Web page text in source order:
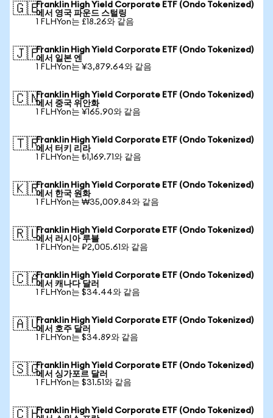
🇬🇧Franklin High Yield Corporate ETF (Ondo Tokenized)
에서 영국 파운드 스털링
1 FLHYon는 £18.26와 같음
🇯🇵Franklin High Yield Corporate ETF (Ondo Tokenized)
에서 일본 엔
1 FLHYon는 ¥3,879.64와 같음
🇨🇳Franklin High Yield Corporate ETF (Ondo Tokenized)
에서 중국 위안화
1 FLHYon는 ¥165.90와 같음
🇹🇷Franklin High Yield Corporate ETF (Ondo Tokenized)
에서 터키 리라
1 FLHYon는 ₺1,169.71와 같음
🇰🇷Franklin High Yield Corporate ETF (Ondo Tokenized)
에서 한국 원화
1 FLHYon는 ₩35,009.84와 같음
🇷🇺Franklin High Yield Corporate ETF (Ondo Tokenized)
에서 러시아 루블
1 FLHYon는 ₽2,005.61와 같음
🇨🇦Franklin High Yield Corporate ETF (Ondo Tokenized)
에서 캐나다 달러
1 FLHYon는 $34.44와 같음
🇦🇺Franklin High Yield Corporate ETF (Ondo Tokenized)
에서 호주 달러
1 FLHYon는 $34.89와 같음
🇸🇬Franklin High Yield Corporate ETF (Ondo Tokenized)
에서 싱가포르 달러
1 FLHYon는 $31.51와 같음
🇨🇭Franklin High Yield Corporate ETF (Ondo Tokenized)